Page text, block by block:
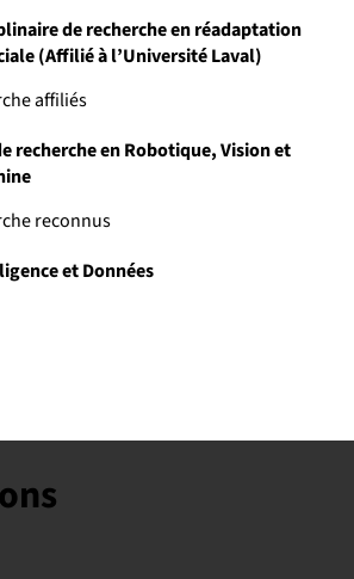
de recherche en réadaptation
(Affilié à l’Université Laval)
affiliés
recherche en Robotique, Vision et
reconnus
et Données